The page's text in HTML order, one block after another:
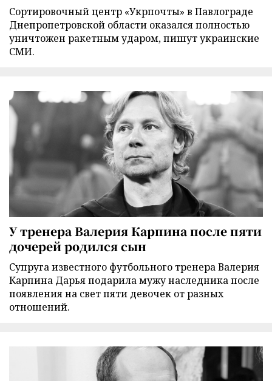
Сортировочный центр «Укрпочты» в Павлограде
Днепропетровской области оказался полностью
уничтожен ракетным ударом, пишут украинские
СМИ.
У тренера Валерия Карпина после пяти
дочерей родился сын
Супруга известного футбольного тренера Валерия
Карпина Дарья подарила мужу наследника после
появления на свет пяти девочек от разных
отношений.